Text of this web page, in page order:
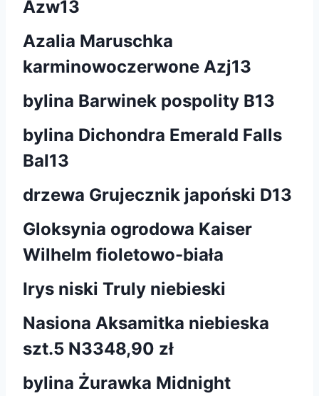
Azw13
Azalia Maruschka
karminowoczerwone Azj13
bylina Barwinek pospolity B13
bylina Dichondra Emerald Falls
Bal13
drzewa Grujecznik japoński D13
Gloksynia ogrodowa Kaiser
Wilhelm fioletowo-biała
Irys niski Truly niebieski
Nasiona Aksamitka niebieska
szt.5 N3348,90 zł
bylina Żurawka Midnight